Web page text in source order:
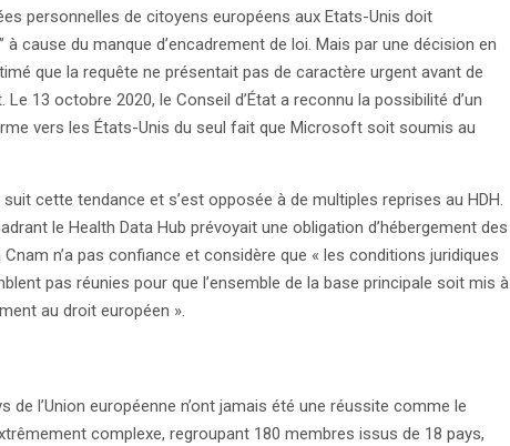
personnelles de citoyens européens aux Etats-Unis doit
cause du manque d’encadrement de loi. Mais par une décision en
que la requête ne présentait pas de caractère urgent avant de
13 octobre 2020, le Conseil d’État a reconnu la possibilité d’un
vers les États-Unis du seul fait que Microsoft soit soumis au
cette tendance et s’est opposée à de multiples reprises au HDH.
le Health Data Hub prévoyait une obligation d’hébergement des
Cnam n’a pas confiance et considère que « les conditions juridiques
pas réunies pour que l’ensemble de la base principale soit mis à
au droit européen ».
l’Union européenne n’ont jamais été une réussite comme le
complexe, regroupant 180 membres issus de 18 pays,